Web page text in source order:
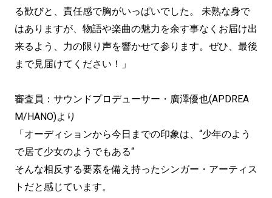
る歓びと、責任感で胸がいっぱいでした。 未熟な身で
はありますが、物語や楽曲の魅力を余す事なくお届け出
来るよう、力の限り声を響かせて参ります。ぜひ、最後
まで見届けてください！」
審査員：サウンドプロデューサー・廣澤優也(APDREA
M/HANO)より
「オーディションから今日までの印象は、“少年のよう
で居て少女のようでもある“
そんな相反する要素を備え持ったシンガー・アーティス
トだと感じています。